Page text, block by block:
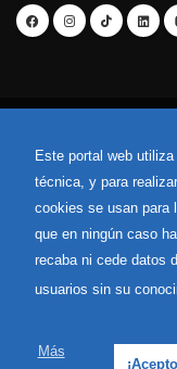
Este portal web
técnica, y para
cookies se usan para
que en ningún caso
recaba ni cede datos
usuarios sin su
Más
Política de envíos